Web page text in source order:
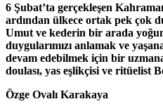
6 Şubat’ta gerçekleşen
ardından ülkece ortak pek çok
Umut ve kederin bir arada
duygularımızı anlamak ve
devam edebilmek için bir
doulası, yas eşlikçisi ve ritüelist
Özge Ovalı Karakaya